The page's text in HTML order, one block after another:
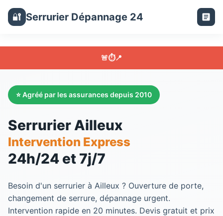
🔐 Serrurier Dépannage 24
🚨⏱️📍
⭐ Agréé par les assurances depuis 2010
Serrurier Ailleux
Intervention Express
24h/24 et 7j/7
Besoin d'un serrurier à Ailleux ? Ouverture de porte,
changement de serrure, dépannage urgent.
Intervention rapide en 20 minutes. Devis gratuit et prix